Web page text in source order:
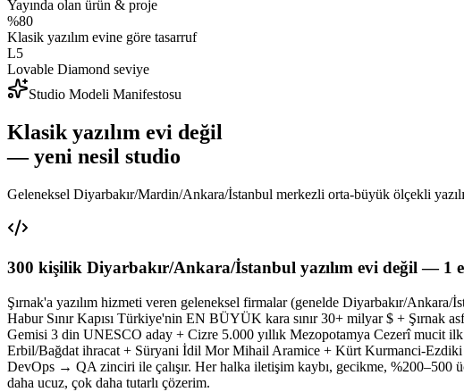
Yayında olan ürün & proje
%80
Klasik yazılım evine göre tasarruf
L5
Lovable Diamond seviye
Studio Modeli Manifestosu
Klasik yazılım evi değil
— yeni nesil studio
Geleneksel Diyarbakır/Mardin/Ankara/İstanbul merkezli orta-büyük ölçekli
300 kişilik Diyarbakır/Ankara/İstanbul yazılım evi değil — 1
Şırnak'a yazılım hizmeti veren geleneksel firmalar (genelde Diyarbakır/
Habur Sınır Kapısı Türkiye'nin EN BÜYÜK kara sınır 30+ milyar $ +
Gemisi 3 din UNESCO aday + Cizre 5.000 yıllık Mezopotamya Cezerî mucit
Erbil/Bağdat ihracat + Süryani İdil Mor Mihail Aramice + Kürt Kurmanci-
DevOps → QA zinciri ile çalışır. Her halka iletişim kaybı, gecikme, %200–500
daha ucuz, çok daha tutarlı çözerim.